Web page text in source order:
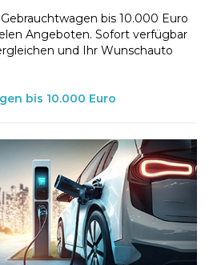
bis 10.000 Euro
Angeboten. Sofort verfügbar
und Ihr Wunschauto
bis 10.000 Euro